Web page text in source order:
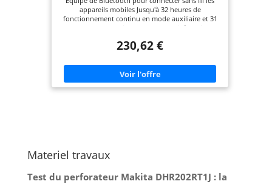
appareils mobiles Jusqu'à 32 heures de
fonctionnement continu en mode auxiliaire et 31
heures avec la fonction Bluetooth activée* Dispose
d'un port USB pour charger les appareils mobiles
tweeter pour les sons aigus Panneau de
commande pour une utilisation facile des
appareils mobiles connectés
230,62 €
Materiel travaux
Test du perforateur Makita DHR202RT1J : la